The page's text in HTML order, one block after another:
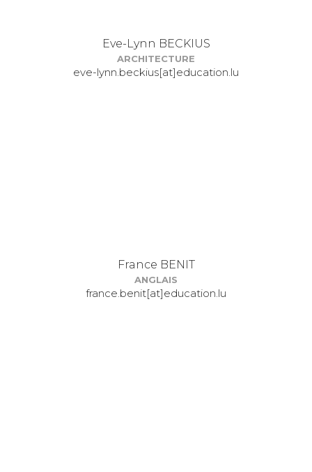
Eve-Lynn BECKIUS
ARCHITECTURE
eve-lynn.beckius[at]education.lu
France BENIT
ANGLAIS
france.benit[at]education.lu